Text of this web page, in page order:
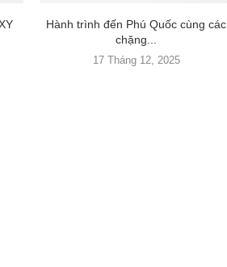
Hành trình đến Phú Quốc cùng các
chặng...
17 Tháng 12, 2025